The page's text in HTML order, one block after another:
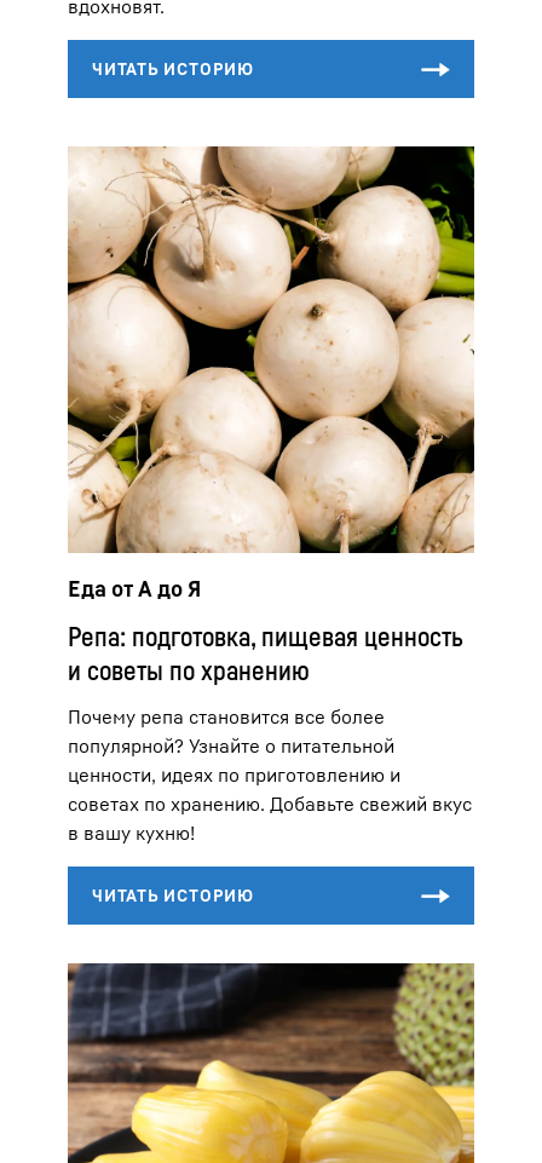
вдохновят.
Еда от А до Я
Репа: подготовка, пищевая ценность
и советы по хранению
Почему репа становится все более
популярной? Узнайте о питательной
ценности, идеях по приготовлению и
советах по хранению. Добавьте свежий вкус
в вашу кухню!